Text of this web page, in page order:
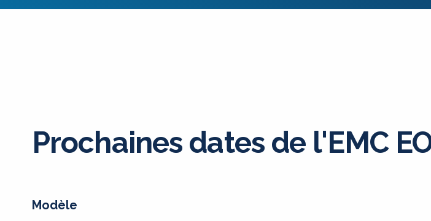
Prochaines dates de l'EMC
Modèle